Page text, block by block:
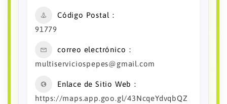
Código Postal
91779
correo electrónico
multiserviciospepes@gmail.com
Enlace de Sitio Web
https://maps.app.goo.gl/43NcqeYdvqbQZ